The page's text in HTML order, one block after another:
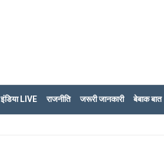
इंडिया LIVE राजनीति जरूरी जानकारी बेबाक बात